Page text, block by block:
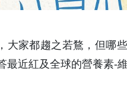
大家都趨之若鶩，但哪
近紅及全球的營養素-維